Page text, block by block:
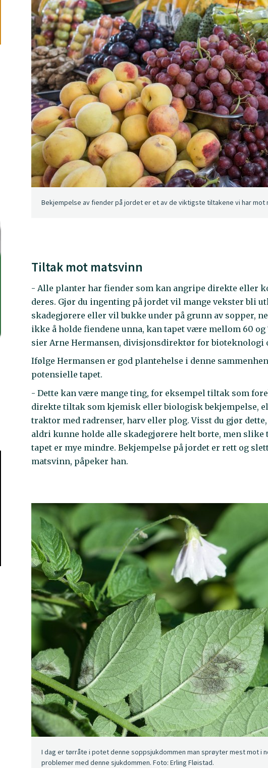
Bekjempelse av fiender på jordet er et av de viktigste tiltakene vi har mot
Tiltak mot matsvinn
- Alle planter har fiender som kan angripe direkte eller
deres. Gjør du ingenting på jordet vil mange vekster bli
skadegjørere eller vil bukke under på grunn av sopper,
ikke å holde fiendene unna, kan tapet være mellom 60
sier Arne Hermansen, divisjonsdirektør for bioteknologi
Ifølge Hermansen er god plantehelse i denne
potensielle tapet.
- Dette kan være mange ting, for eksempel tiltak som
direkte tiltak som kjemisk eller biologisk bekjempelse,
traktor med radrenser, harv eller plog. Visst du gjør
aldri kunne holde alle skadegjørere helt borte, men
tapet er mye mindre. Bekjempelse på jordet er rett og
matsvinn, påpeker han.
I dag er tørråte i potet denne soppsjukdommen man sprøyter mest mot i
problemer med denne sjukdommen. Foto: Erling Fløistad.